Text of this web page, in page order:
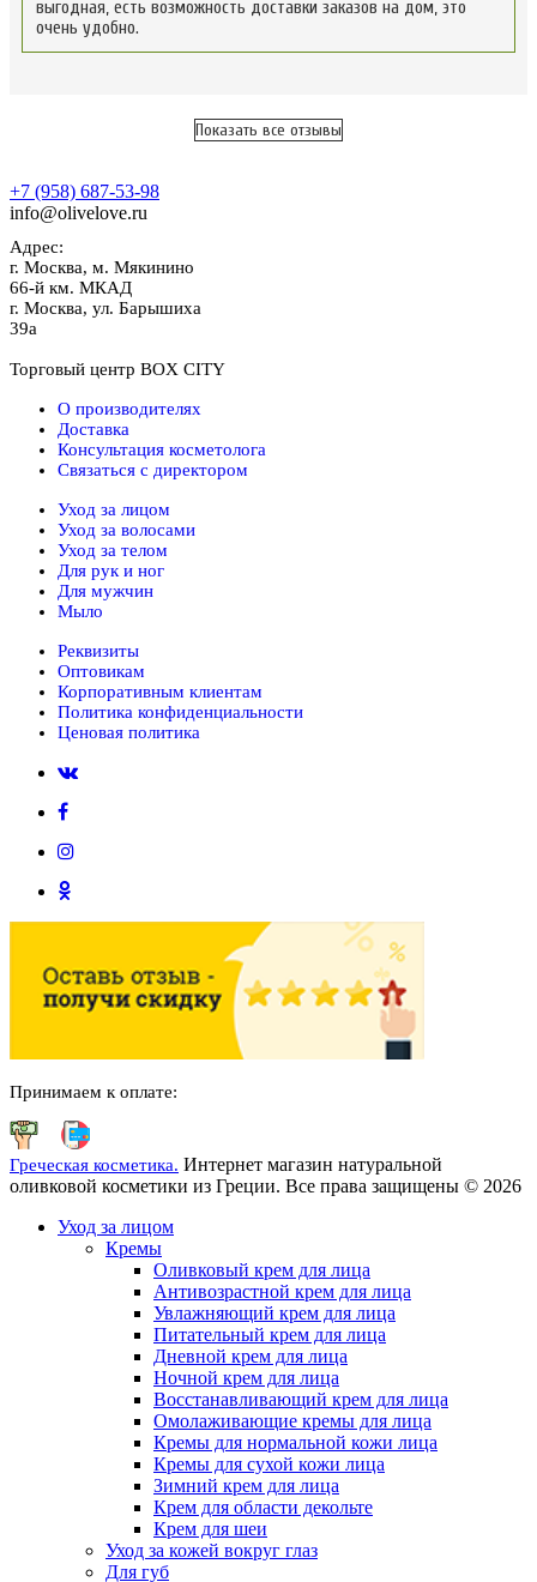
выгодная, есть возможность доставки заказов на дом, это
очень удобно.
Показать все отзывы
+7 (958) 687-53-98
info@olivelove.ru
Адрес:
г. Москва, м. Мякинино
66-й км. МКАД
г. Москва, ул. Барышиха
39а
Торговый центр BOX CITY
О производителях
Доставка
Консультация косметолога
Связаться с директором
Уход за лицом
Уход за волосами
Уход за телом
Для рук и ног
Для мужчин
Мыло
Реквизиты
Оптовикам
Корпоративным клиентам
Политика конфиденциальности
Ценовая политика
Принимаем к оплате:
Греческая косметика. Интернет магазин натуральной
оливковой косметики из Греции. Все права защищены © 2026
Уход за лицом
Кремы
Оливковый крем для лица
Антивозрастной крем для лица
Увлажняющий крем для лица
Питательный крем для лица
Дневной крем для лица
Ночной крем для лица
Восстанавливающий крем для лица
Омолаживающие кремы для лица
Кремы для нормальной кожи лица
Кремы для сухой кожи лица
Зимний крем для лица
Крем для области декольте
Крем для шеи
Уход за кожей вокруг глаз
Для губ